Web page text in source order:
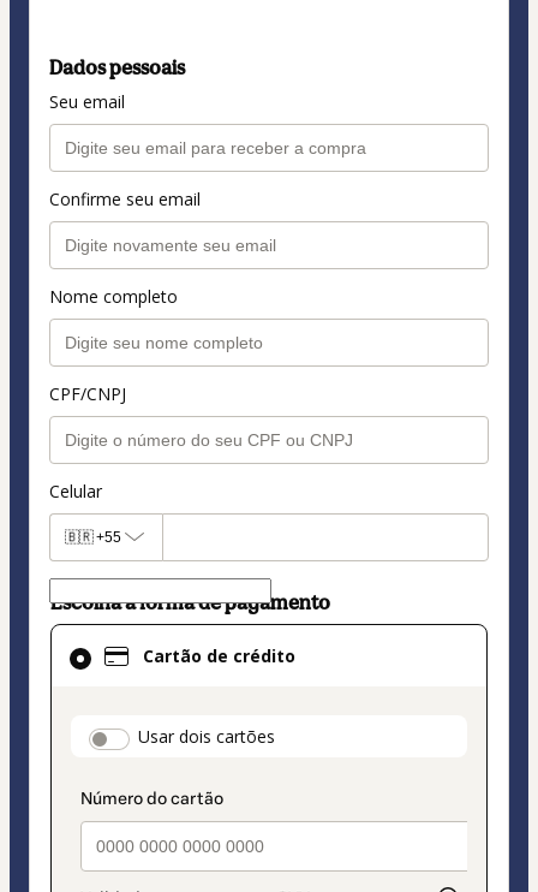
Dados pessoais
Seu email
Confirme seu email
Nome completo
CPF/CNPJ
Celular
🇧🇷+55
Escolha a forma de pagamento
Cartão de crédito
payment_data.section_title_v2
Usar dois cartões
Cartão
de
como
pagamento